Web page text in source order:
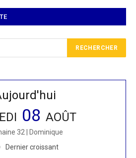
08 AOÛT
32 | Dominique
Dernier croissant